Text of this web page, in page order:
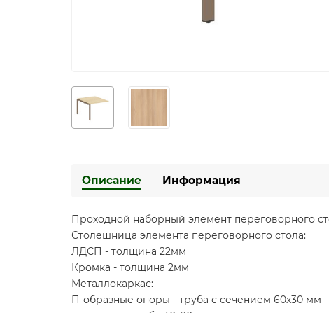
Описание Информация
Проходной наборный элемент переговорного
Столешница элемента переговорного стола:
ЛДСП - толщина 22мм
Кромка - толщина 2мм
Металлокаркас:
П-образные опоры - труба с сечением 60х30 мм